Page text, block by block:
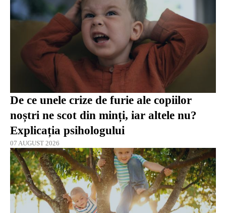
De ce unele crize de furie ale copiilor
noștri ne scot din minți, iar altele nu?
Explicația psihologului
07 AUGUST 2026